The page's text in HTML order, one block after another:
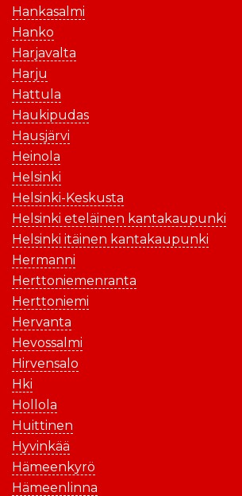
Hankasalmi
Hanko
Harjavalta
Harju
Hattula
Haukipudas
Hausjärvi
Heinola
Helsinki
Helsinki-Keskusta
Helsinki eteläinen kantakaupunki
Helsinki itäinen kantakaupunki
Hermanni
Herttoniemenranta
Herttoniemi
Hervanta
Hevossalmi
Hirvensalo
Hki
Hollola
Huittinen
Hyvinkää
Hämeenkyrö
Hämeenlinna